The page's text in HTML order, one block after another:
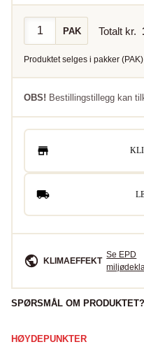
PAK Totalt kr.
Produktet selges i pakker (PAK)
OBS! Bestillingstillegg kan
KLIMAEFFEKT
Se EPD
SPØRSMÅL OM PRODUKTET?
HØYDEPUNKTER